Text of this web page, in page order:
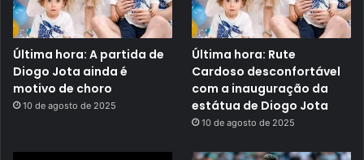
Última hora: A partida de
Diogo Jota ainda é
motivo de choro
10 de agosto de 2025
Última hora: Rute
Cardoso desconfortável
com a inauguração da
estátua de Diogo Jota
10 de agosto de 2025